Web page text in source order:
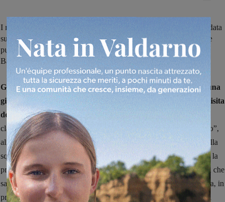
I montevarchini, già campioni d’inverno, chiudono il girone d’andata
sul campo dell’ultima in classifica. La Polisportiva Galli cerca due
punti di peso a Campi. Difficile trasferta a Colle Val d’Elsa per il
Basket Reggello
Già sicura del titolo di Campione d'inverno conquistato con una
giornata di anticipo, la Fides WebKorner Montevarchi farà visita
domenica 17 gennaio alle 18 al Grosseto Team 90
, ultimo in
classifica e ancora fermo a quota zero punti. Il modo più “morbido”,
almeno sulla carta, per chiudere il girone di andata. L'obiettivo della
squadra di Ottaviani non può essere diverso da quello di chiudere la
prima metà del campionato con la 13° vittoria su 14 partite, quella che
sarebbe la quarta consecutiva. La giovanissima squadra grossetana, in
pratica tutta Under 18, va rispettata, ma i numeri parlano chiaro: il